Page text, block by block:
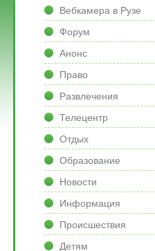
Вебкамера в Рузе
Форум
Анонс
Право
Развлечения
Телецентр
Отдых
Образование
Новости
Информация
Происшествия
Детям